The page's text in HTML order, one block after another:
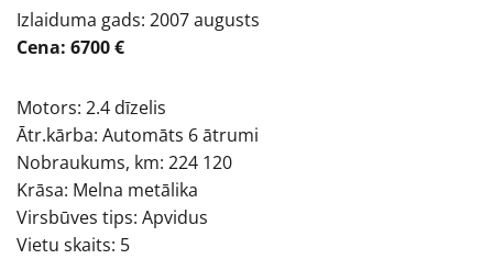
Izlaiduma gads: 2007 augusts
Cena: 6700 €
Motors: 2.4 dīzelis
Ātr.kārba: Automāts 6 ātrumi
Nobraukums, km: 224 120
Krāsa: Melna metālika
Virsbūves tips: Apvidus
Vietu skaits: 5